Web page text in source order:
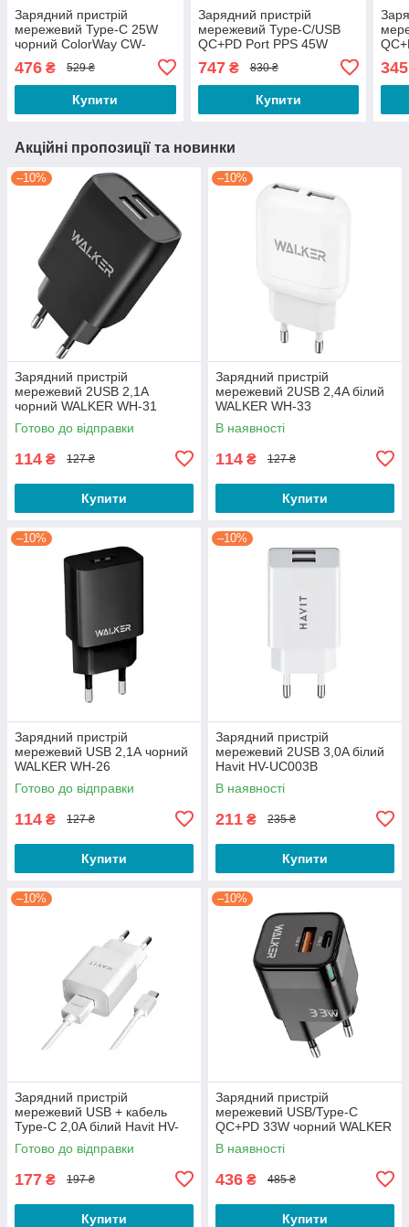
Зарядний пристрій
мережевий Type-C 25W
чорний ColorWay CW-
476 ₴ 529 ₴
Купити
Зарядний пристрій
мережевий Type-C/USB
QC+PD Port PPS 45W
білий GaN Mini ColorWay
CW-CHS060PD-WT
747₴ 830 ₴
Купити
345
Акційні пропозиції та новинки
–10%
Зарядний пристрій
мережевий 2USB 2,1А
чорний WALKER WH-31
Готово до відправки
114 ₴ 127 ₴
Купити
–10%
Зарядний пристрій
мережевий 2USB 2,4A білий
WALKER WH-33
В наявності
114 ₴ 127 ₴
Купити
–10%
Зарядний пристрій
мережевий USB 2,1А чорний
WALKER WH-26
Готово до відправки
114 ₴ 127 ₴
Купити
–10%
Зарядний пристрій
мережевий 2USB 3,0A білий
Havit HV-UC003B
В наявності
211 ₴ 235 ₴
Купити
–10%
Зарядний пристрій
мережевий USB + кабель
Type-C 2,0A білий Havit HV-
ST113
Готово до відправки
177 ₴ 197 ₴
Купити
–10%
Зарядний пристрій
мережевий USB/Type-C
QC+PD 33W чорний WALKER
WH-43
В наявності
436 ₴ 485 ₴
Купити